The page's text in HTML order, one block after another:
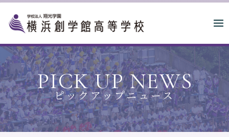
p
o
c
o
n
t
e
PICK UP NEWS